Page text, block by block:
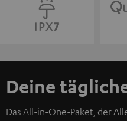
Deine
Das All-in-One-Paket, der